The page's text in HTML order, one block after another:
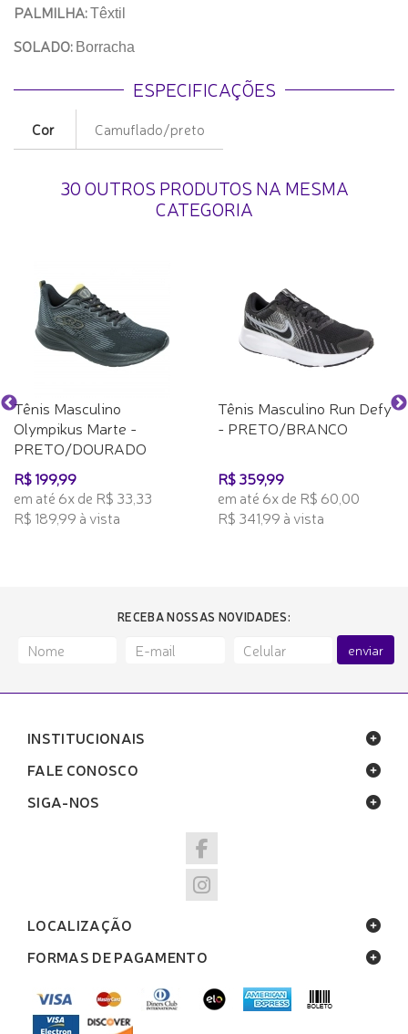
PALMILHA:Têxtil
SOLADO: Borracha
ESPECIFICAÇÕES
Cor Camuflado/preto
30 OUTROS PRODUTOS NA MESMA
CATEGORIA
Tênis Masculino
Olympikus Marte -
PRETO/DOURADO
R$ 199,99
em até 6x de R$ 33,33
R$ 189,99 à vista
Tênis Masculino Run Defy
- PRETO/BRANCO
R$ 359,99
em até 6x de R$ 60,00
R$ 341,99 à vista
RECEBA NOSSAS NOVIDADES:
enviar
INSTITUCIONAIS
FALE CONOSCO
SIGA-NOS
LOCALIZAÇÃO
FORMAS DE PAGAMENTO